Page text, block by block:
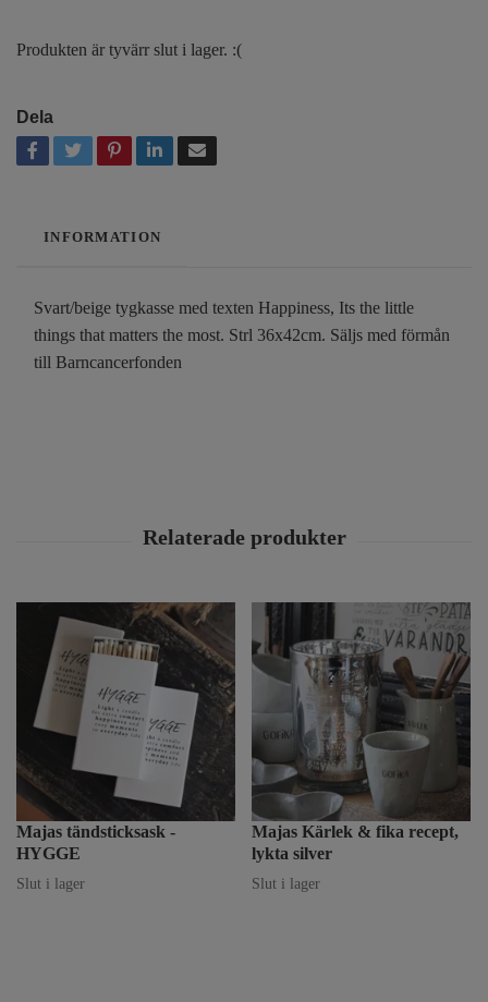
Produkten är tyvärr slut i lager. :(
Dela
INFORMATION
Svart/beige tygkasse med texten Happiness, Its the little
things that matters the most. Strl 36x42cm. Säljs med förmån
till Barncancerfonden
Majas tändsticksask -
HYGGE
Slut i lager
Majas Kärlek & fika recept,
lykta silver
Slut i lager